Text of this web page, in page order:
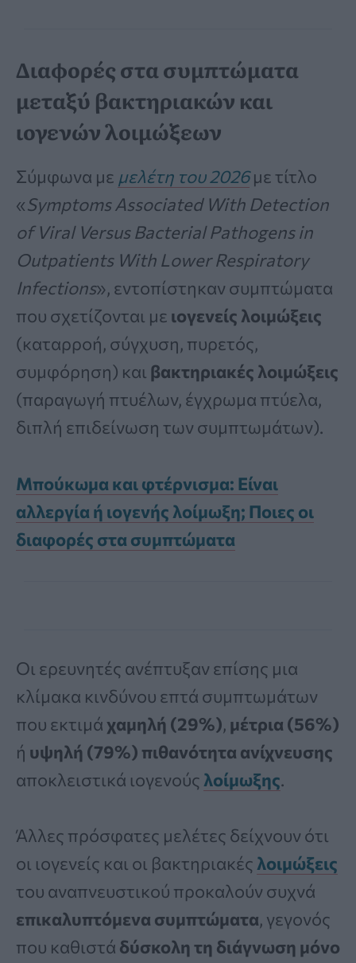
Διαφορές στα συμπτώματα
μεταξύ βακτηριακών και
ιογενών λοιμώξεων
Σύμφωνα με μελέτη του 2026με τίτλο
«Symptoms Associated With Detection
of Viral Versus Bacterial Pathogens in
Outpatients With Lower Respiratory
Infections», εντοπίστηκαν συμπτώματα
που σχετίζονται με ιογενείς λοιμώξεις
(καταρροή, σύγχυση, πυρετός,
συμφόρηση) και βακτηριακές λοιμώξεις
(παραγωγή πτυέλων, έγχρωμα πτύελα,
διπλή επιδείνωση των συμπτωμάτων).
Μπούκωμα και φτέρνισμα: Είναι
αλλεργία ή ιογενής λοίμωξη; Ποιες οι
διαφορές στα συμπτώματα
Οι ερευνητές ανέπτυξαν επίσης μια
κλίμακα κινδύνου επτά συμπτωμάτων
που εκτιμά χαμηλή (29%), μέτρια (56%)
ή υψηλή (79%) πιθανότητα ανίχνευσης
αποκλειστικά ιογενούς λοίμωξης.
Άλλες πρόσφατες μελέτες δείχνουν ότι
οι ιογενείς και οι βακτηριακές λοιμώξεις
του αναπνευστικού προκαλούν συχνά
επικαλυπτόμενα συμπτώματα, γεγονός
που καθιστά δύσκολη τη διάγνωση μόνο